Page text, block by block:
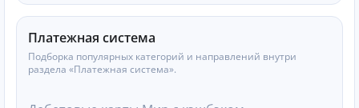
Платежная система
Подборка популярных категорий и направлений внутри
раздела «Платежная система».